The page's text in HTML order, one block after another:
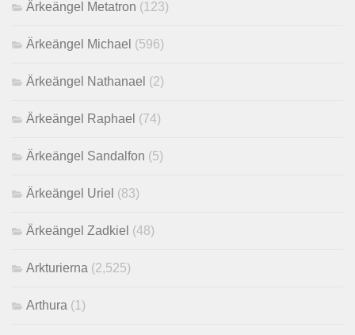
Ärkeängel Metatron (123)
Ärkeängel Michael (596)
Ärkeängel Nathanael (2)
Ärkeängel Raphael (74)
Ärkeängel Sandalfon (5)
Ärkeängel Uriel (83)
Ärkeängel Zadkiel (48)
Arkturierna (2,525)
Arthura (1)